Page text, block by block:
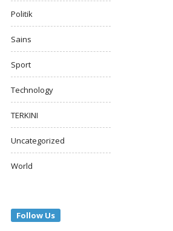
Politik
Sains
Sport
Technology
TERKINI
Uncategorized
World
Follow Us